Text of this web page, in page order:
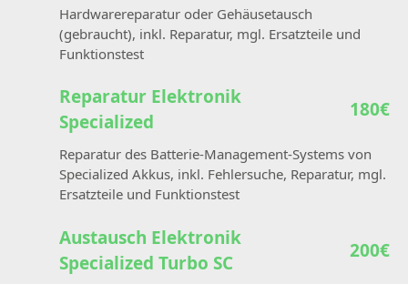
Hardwarereparatur oder Gehäusetausch
(gebraucht), inkl. Reparatur, mgl. Ersatzteile und
Funktionstest
Reparatur Elektronik
Specialized
180€
Reparatur des Batterie-Management-Systems von
Specialized Akkus, inkl. Fehlersuche, Reparatur, mgl.
Ersatzteile und Funktionstest
Austausch Elektronik
Specialized Turbo SC
200€